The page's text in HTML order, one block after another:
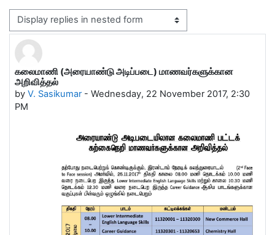
Display mode
கலைமாணி (அரையாண்டு அடிப்படை) மாணவர்களுக்கான
அறிவித்தல்
by V. Sasikumar- Wednesday, 22 November 2017, 2:30
PM
Number of replies: 0